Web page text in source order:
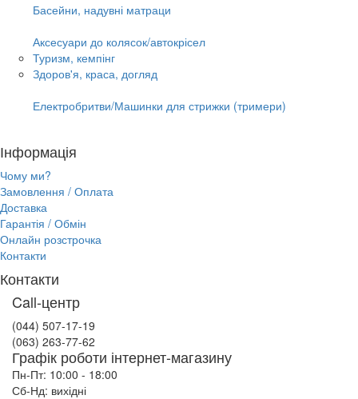
Басейни, надувні матраци
Аксесуари до колясок/автокрісел
Туризм, кемпінг
Здоров'я, краса, догляд
Електробритви/Машинки для стрижки (тримери)
Інформація
Чому ми?
Замовлення / Оплата
Доставка
Гарантія / Обмін
Онлайн розстрочка
Контакти
Контакти
Call-центр
(044) 507-17-19
(063) 263-77-62
Графік роботи інтернет-магазину
Пн-Пт: 10:00 - 18:00
Сб-Нд: вихідні